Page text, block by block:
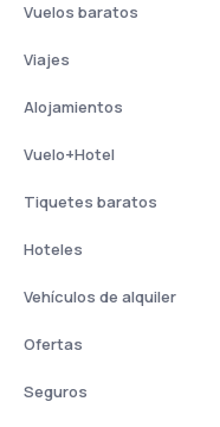
Vuelos baratos
Viajes
Alojamientos
Vuelo+Hotel
Tiquetes baratos
Hoteles
Vehículos de alquiler
Ofertas
Seguros